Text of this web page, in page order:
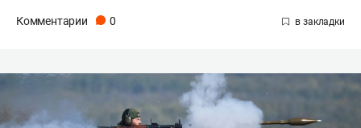
Комментарии 0